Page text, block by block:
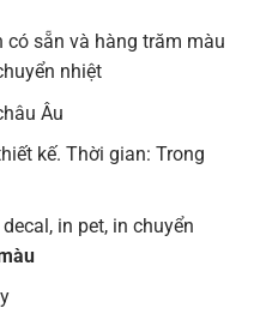
có sẵn và hàng trăm màu
nhiệt
Âu
kế. Thời gian: Trong
in pet, in chuyển